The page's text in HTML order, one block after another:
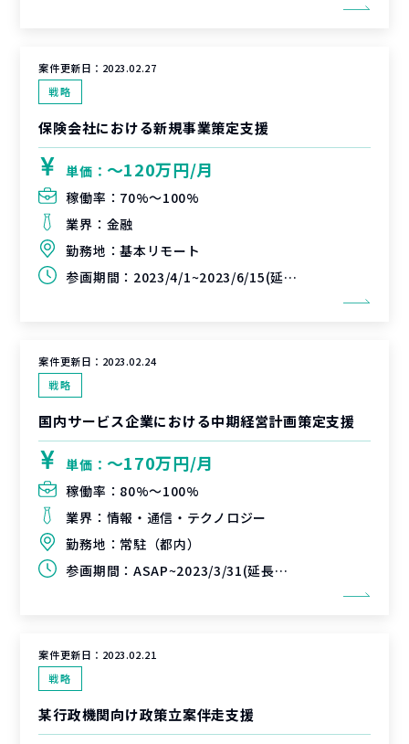
案件更新日： 2023.02.27
戦略
保険会社における新規事業策定支援
単価： 〜120万円/月
稼働率： 70%〜100%
業界： 金融
勤務地：基本リモート
参画期間： 2023/4/1~2023/6/15(延長可能性あり)
案件更新日： 2023.02.24
戦略
国内サービス企業における中期経営計画策定支援
単価： 〜170万円/月
稼働率： 80%〜100%
業界： 情報・通信・テクノロジー
勤務地： 常駐（都内）
参画期間： ASAP~2023/3/31(延長可能性あり)
案件更新日： 2023.02.21
戦略
某行政機関向け政策立案伴走支援